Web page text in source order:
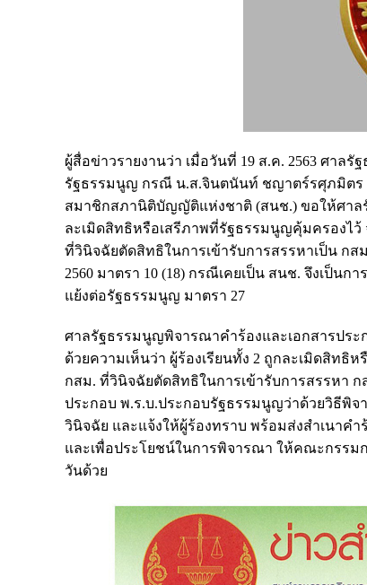
ผู้สื่อข่าวรายงานว่า เมื่อวันที่ 19 ส.ค. 2563 ศาล
รัฐธรรมนูญ กรณี น.ส.จินตนันท์ ชญาตร์รศุภมิตร
สมาชิกสภานิติบัญญัติแห่งชาติ (สนช.) ขอให้ศาล
ละเมิดสิทธิหรือเสรีภาพที่รัฐธรรมนูญคุ้มครองไว้
ที่วินิจฉัยตัดสิทธิในการเข้ารับการสรรหาเป็น ก
2560 มาตรา 10 (18) กรณีเคยเป็น สนช. จึงเป็น
แย้งต่อรัฐธรรมนูญ มาตรา 27
ศาลรัฐธรรมนูญพิจารณาคำร้องและเอกสารปร
ด้วยความเห็นว่า ผู้ร้องเรียนทั้ง 2 ถูกละเมิดสิท
กสม. ที่วินิจฉัยตัดสิทธิในการเข้ารับการสรรหา
ประกอบ พ.ร.บ.ประกอบรัฐธรรมนูญว่าด้วยวิธีพิจ
วินิจฉัย และแจ้งให้ผู้ร้องทราบ พร้อมส่งสำเนา
และเพื่อประโยชน์ในการพิจารณา ให้คณะกรรม
วันด้วย